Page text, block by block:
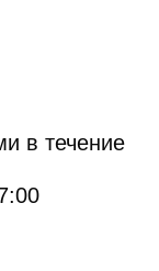
в течение